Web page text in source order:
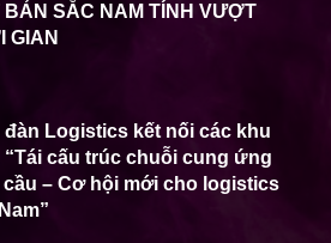
BẢN SẮC NAM TÍNH VƯỢT
GIAN
đàn Logistics kết nối các khu
cấu trúc chuỗi cung ứng
cầu – Cơ hội mới cho logistics